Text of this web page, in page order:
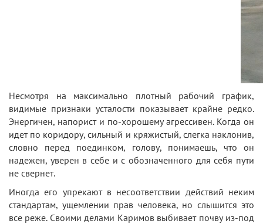
Несмотря на максимально плотный рабочий график,
видимые признаки усталости показывает крайне редко.
Энергичен, напорист и по-хорошему агрессивен. Когда он
идет по коридору, сильный и кряжистый, слегка наклонив,
словно перед поединком, голову, понимаешь, что он
надежен, уверен в себе и с обозначенного для себя пути
не свернет.
Иногда его упрекают в несоответствии действий неким
стандартам, ущемлении прав человека, но слышится это
все реже. Своими делами Каримов выбивает почву из-под